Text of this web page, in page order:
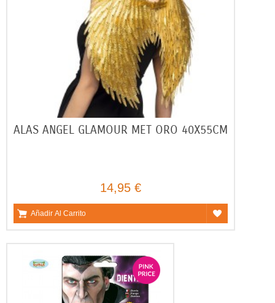
ALAS ANGEL GLAMOUR MET ORO 40X55CM
14,95 €
Añadir Al Carrito